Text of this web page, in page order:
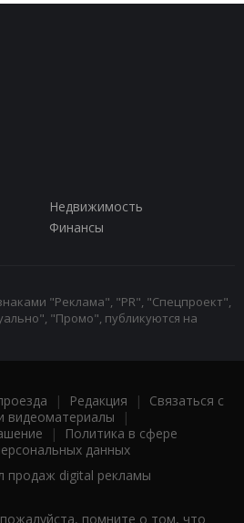
Недвижимость
Финансы
"Реклама", "PR", "Спецпроект",
"Промо", публикуются на
| Редакция | Связаться с
видеоматериалы |
|
Политика в сфере
данных
продаж digital рекламы
помните о том, что